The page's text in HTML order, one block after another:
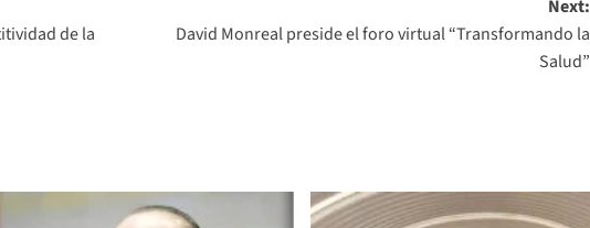
de la
Next:
David Monreal preside el foro virtual “Transformando la
Salud”